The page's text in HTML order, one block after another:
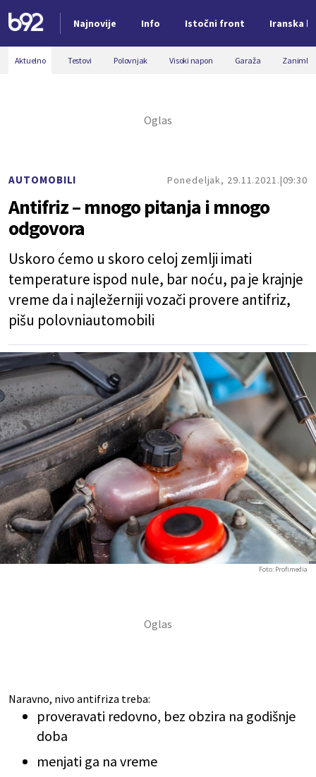
Najnovije Info Istočni front Iranska
Nova vest
Aktuelno Testovi Polovnjak Visoki napon Garaža
AUTOMOBILI Ponedeljak, 29.11.2021. 09:30
Antifriz – mnogo pitanja i mnogo
odgovora
Uskoro ćemo u skoro celoj zemlji imati
temperature ispod nule, bar noću, pa je krajnje
vreme da i najležerniji vozači provere antifriz,
pišu polovniautomobili
Foto: Profimedia
Naravno, nivo antifriza treba:
proveravati redovno, bez obzira na godišnje
doba
menjati ga na vreme